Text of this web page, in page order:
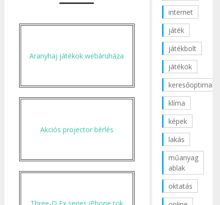
Aranyhaj játékok webáruháza
Akciós projector bérlés
Three-D Ex series iPhone tok
internet
játék
játékbolt
játékok
klíma
képek
lakás
műanyag
ablak
oktatás